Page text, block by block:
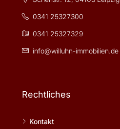
0341 25327300
0341 25327329
info@willuhn-immobilien.de
Rechtliches
Kontakt